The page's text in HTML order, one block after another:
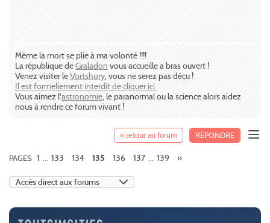
Même la mort se plie à ma volonté !!!!
La république deGraladon vous accueille a bras ouvert !
Venez visiter leVortshory, vous ne serez pas déçu !
Il est formellement interdit de cliquer ici.
Vous aimez l'astronomie, le paranormal ou la science alors aidez
nous à rendre ce forum vivant !
« retour au forum RÉPONDRE
PAGES 1 ... 133 134 135 136 137 ... 139 »